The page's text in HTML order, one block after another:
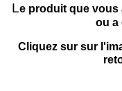
Le produit que vous
ou a
Cliquez sur sur